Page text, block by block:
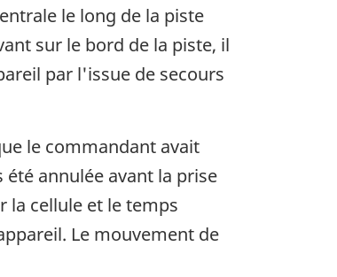
le long de la piste
sur le bord de la piste, il
par l'issue de secours
le commandant avait
annulée avant la prise
la cellule et le temps
Le mouvement de